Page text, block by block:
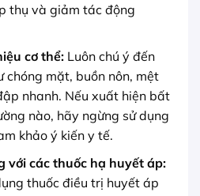
thụ và giảm tác động
cơ thể:Luôn chú ý đến
chóng mặt, buồn nôn, mệt
nhanh. Nếu xuất hiện bất
nào, hãy ngừng sử dụng
khảo ý kiến y tế.
với các thuốc hạ huyết áp:
thuốc điều trị huyết áp